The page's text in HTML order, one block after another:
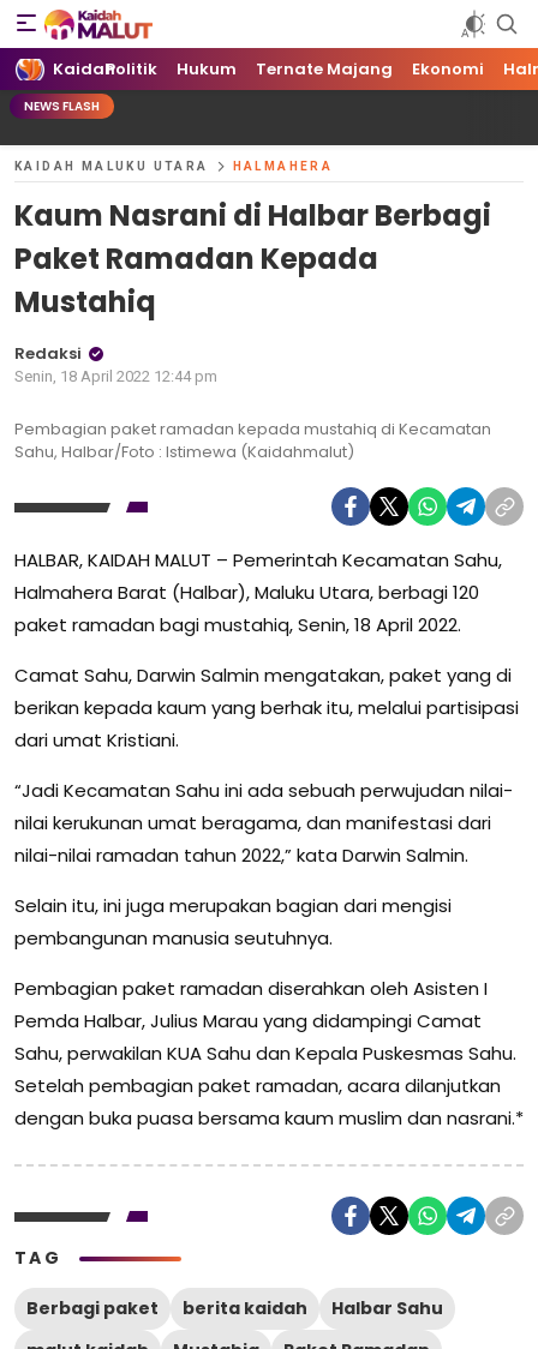
Kaidah Maluku Utara
Kaidah Maluku Utara
KaidahPolitik Hukum Ternate Majang Ekonomi
NEWS FLASH
KAIDAH MALUKU UTARA HALMAHERA
Kaum Nasrani di Halbar Berbagi
Paket Ramadan Kepada
Mustahiq
Redaksi
Senin, 18 April 2022 12:44 pm
Pembagian paket ramadan kepada mustahiq di Kecamatan
Sahu, Halbar/Foto : Istimewa (Kaidahmalut)
HALBAR, KAIDAH MALUT – Pemerintah Kecamatan Sahu,
Halmahera Barat (Halbar), Maluku Utara, berbagi 120
paket ramadan bagi mustahiq, Senin, 18 April 2022.
Camat Sahu, Darwin Salmin mengatakan, paket yang di
berikan kepada kaum yang berhak itu, melalui partisipasi
dari umat Kristiani.
“Jadi Kecamatan Sahu ini ada sebuah perwujudan nilai-
nilai kerukunan umat beragama, dan manifestasi dari
nilai-nilai ramadan tahun 2022,” kata Darwin Salmin.
Selain itu, ini juga merupakan bagian dari mengisi
pembangunan manusia seutuhnya.
Pembagian paket ramadan diserahkan oleh Asisten I
Pemda Halbar, Julius Marau yang didampingi Camat
Sahu, perwakilan KUA Sahu dan Kepala Puskesmas Sahu.
Setelah pembagian paket ramadan, acara dilanjutkan
dengan buka puasa bersama kaum muslim dan nasrani.*
TAG
Berbagi paket berita kaidah
Halbar Sahu